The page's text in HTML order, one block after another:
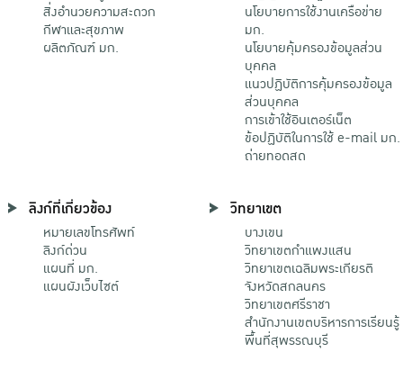
สิ่งอำนวยความสะดวก
กีฬาและสุขภาพ
ผลิตภัณฑ์ มก.
นโยบายการใช้งานเครือข่าย
มก.
นโยบายคุ้มครองข้อมูลส่วน
บุคคล
แนวปฏิบัติการคุ้มครองข้อมูล
ส่วนบุคคล
การเข้าใช้อินเตอร์เน็ต
ข้อปฏิบัติในการใช้ e-mail มก.
ถ่ายทอดสด
ลิงก์ที่เกี่ยวข้อง
หมายเลขโทรศัพท์
ลิงก์ด่วน
แผนที่ มก.
แผนผังเว็บไซต์
วิทยาเขต
บางเขน
วิทยาเขตกําแพงแสน
วิทยาเขตเฉลิมพระเกียรติ
จังหวัดสกลนคร
วิทยาเขตศรีราชา
สำนักงานเขตบริหารการเรียนรู้
พื้นที่สุพรรณบุรี